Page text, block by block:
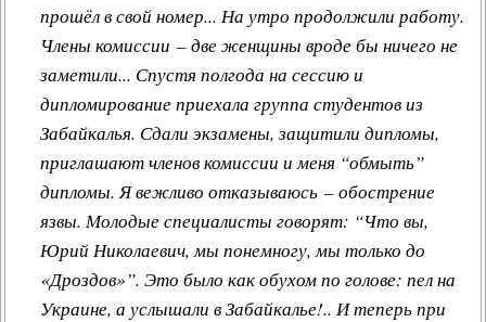
прошёл в свой номер... На утро продолжили работу.
Члены комиссии – две женщины вроде бы ничего не
заметили... Спустя полгода на сессию и
дипломирование приехала группа студентов из
Забайкалья. Сдали экзамены, защитили дипломы,
приглашают членов комиссии и меня “обмыть”
дипломы. Я вежливо отказываюсь – обострение
язвы. Молодые специалисты говорят: “Что вы,
Юрий Николаевич, мы понемногу, мы только до
«Дроздов»”. Это было как обухом по голове: пел на
Украине, а услышали в Забайкалье!.. И теперь при